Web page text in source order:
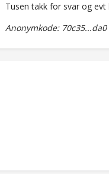
Tusen takk for svar og
Anonymkode: 70c35...da0